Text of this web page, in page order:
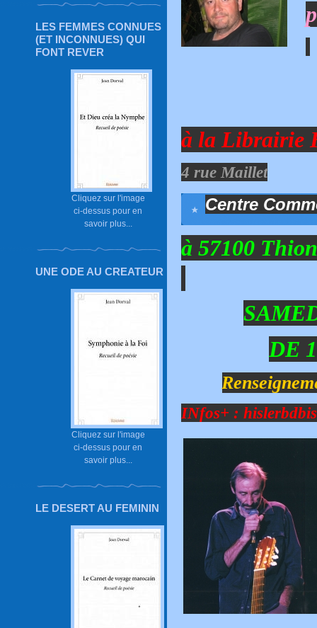
LES FEMMES CONNUES
(ET INCONNUES) QUI
FONT REVER
Cliquez sur l'image
ci-dessus pour en
savoir plus...
UNE ODE AU CREATEUR
Cliquez sur l'image
ci-dessus pour en
savoir plus...
LE DESERT AU FEMININ
à la Librairie
4 rue Maillet
Centre
à 57100
DE
INfos+ :